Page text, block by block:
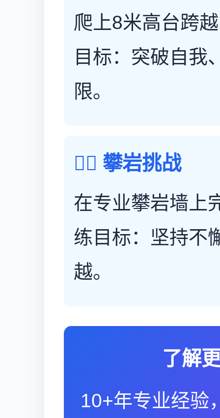
爬上8米高台跨
目标：突破自我
限。
🧗‍♀️ 攀岩挑战
在专业攀岩墙上
练目标：坚持不
越。
了解
10+年专业经验